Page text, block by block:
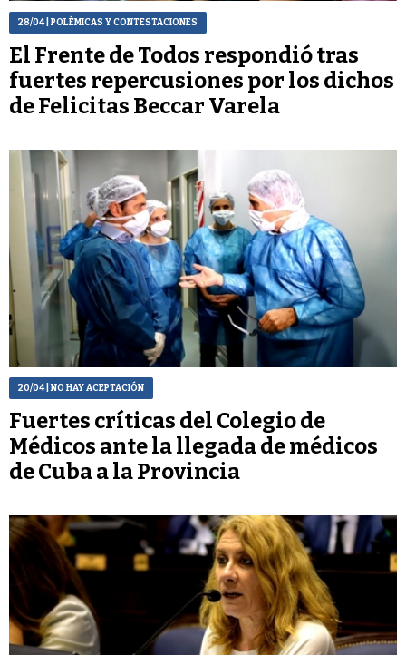
28/04| POLÉMICAS Y CONTESTACIONES
El Frente de Todos respondió tras
fuertes repercusiones por los dichos
de Felicitas Beccar Varela
20/04| NO HAY ACEPTACIÓN
Fuertes críticas del Colegio de
Médicos ante la llegada de médicos
de Cuba a la Provincia